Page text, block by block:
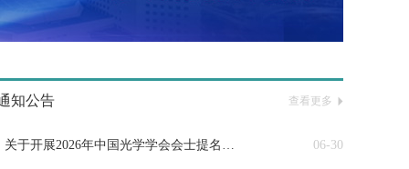
知公告 查看更多
· 关于开展2026年中国光学学会会士提名工作的通知 06-30